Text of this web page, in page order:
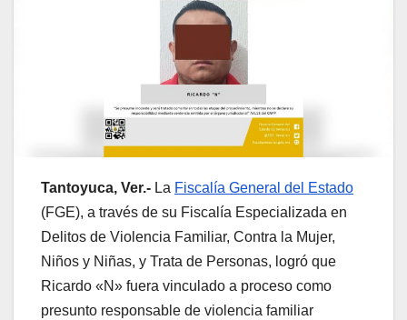
Tantoyuca, Ver.- La Fiscalía General del Estado
(FGE), a través de su Fiscalía Especializada en
Delitos de Violencia Familiar, Contra la Mujer,
Niños y Niñas, y Trata de Personas, logró que
Ricardo «N» fuera vinculado a proceso como
presunto responsable de violencia familiar